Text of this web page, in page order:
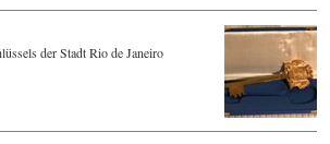
der Stadt Rio de Janeiro